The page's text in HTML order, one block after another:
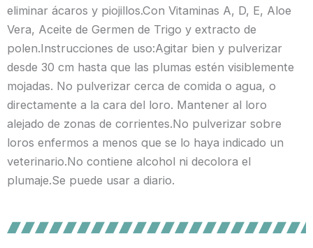
eliminar ácaros y piojillos.Con Vitaminas A, D, E, Aloe
Vera, Aceite de Germen de Trigo y extracto de
polen.Instrucciones de uso:Agitar bien y pulverizar
desde 30 cm hasta que las plumas estén visiblemente
mojadas. No pulverizar cerca de comida o agua, o
directamente a la cara del loro. Mantener al loro
alejado de zonas de corrientes.No pulverizar sobre
loros enfermos a menos que se lo haya indicado un
veterinario.No contiene alcohol ni decolora el
plumaje.Se puede usar a diario.